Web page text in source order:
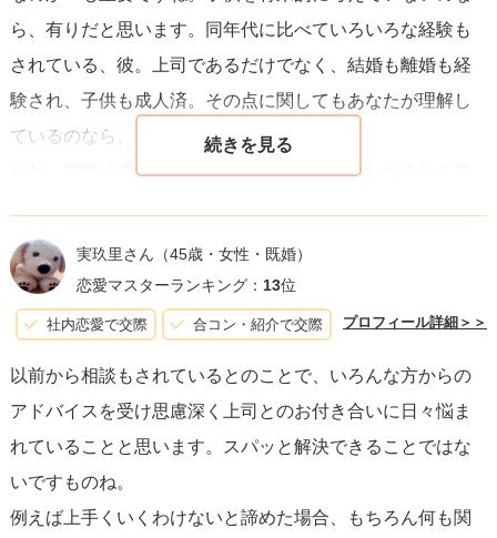
どの道を選択するにしても、後悔しないように自分自身の
心と向き合い、真剣に考えることが大切です。あなたが幸
せな選択をすることを心から願っています。
ら、有りだと思います。同年代に比べていろいろな経験も
されている、彼。上司であるだけでなく、結婚も離婚も経
験され、子供も成人済。その点に関してもあなたが理解し
ているのなら、問題はありません。
ただ、周囲に理解されづらいのと、最悪あなたが会社を辞
若いです。31歳なので、彼に比べて選択肢が広いです。過
去の経験や容姿から自信を持てずにいらっしゃいますが、
過去は過去ですから、その気持ちにずっと捉われているの
す。それを踏まえた上でも、彼と時間を共有していきたい
と感じるのなら、ＧＯです！笑
ちなみにその似た境遇のカップルは、今同棲中です。社内
で数名の方が交際の事実を知っていて、それ以上は広まっ
実玖里さん （45歳・女性・既婚）
恋愛マスターランキング： 13位
社内恋愛で交際 合コン・紹介で交際 プロフィール詳細＞＞
以前から相談もされているとのことで、いろんな方からの
アドバイスを受け思慮深く上司とのお付き合いに日々悩ま
れていることと思います。スパッと解決できることではな
いですものね。
例えば上手くいくわけないと諦めた場合、もちろん何も関